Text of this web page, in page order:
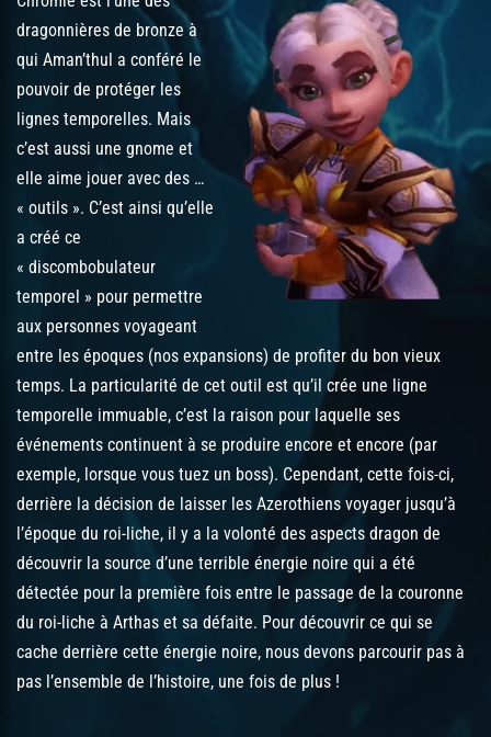
dragonnières de bronze à
qui Aman’thul a conféré le
pouvoir de protéger les
lignes temporelles. Mais
c’est aussi une gnome et
elle aime jouer avec des …
« outils ». C’est ainsi qu’elle
a créé ce
« discombobulateur
temporel » pour permettre
aux personnes voyageant
entre les époques (nos expansions) de profiter du bon vieux
temps. La particularité de cet outil est qu’il crée une ligne
temporelle immuable, c’est la raison pour laquelle ses
événements continuent à se produire encore et encore (par
exemple, lorsque vous tuez un boss). Cependant, cette fois-ci,
derrière la décision de laisser les Azerothiens voyager jusqu’à
l’époque du roi-liche, il y a la volonté des aspects dragon de
découvrir la source d’une terrible énergie noire qui a été
détectée pour la première fois entre le passage de la couronne
du roi-liche à Arthas et sa défaite. Pour découvrir ce qui se
cache derrière cette énergie noire, nous devons parcourir pas à
pas l’ensemble de l’histoire, une fois de plus !